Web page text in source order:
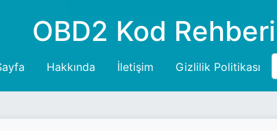
OBD2 Kod Rehberi
Hakkında İletişim Gizlilik Politikası